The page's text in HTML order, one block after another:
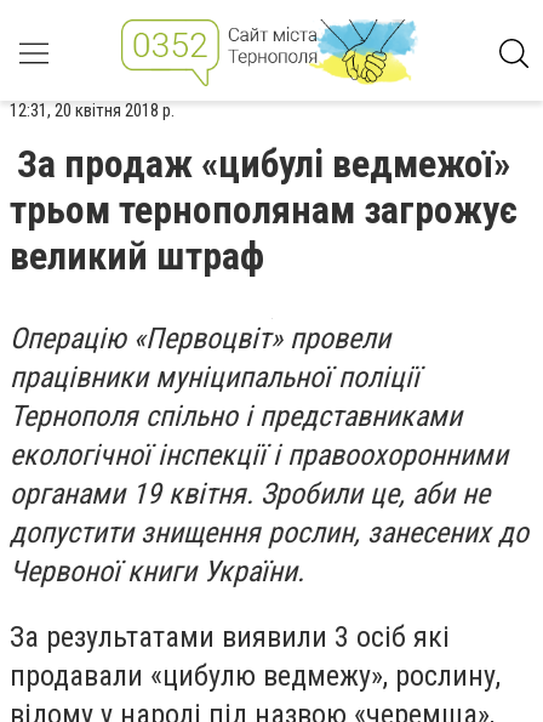
12:31, 20 квітня 2018 р.
За продаж «цибулі ведмежої»
трьом тернополянам загрожує
великий штраф
Операцію «Первоцвіт» провели
працівники муніципальної поліції
Тернополя спільно і представниками
екологічної інспекції і правоохоронними
органами 19 квітня. Зробили це, аби не
допустити знищення рослин, занесених до
Червоної книги України.
За результатами виявили 3 осіб які
продавали «цибулю ведмежу», рослину,
відому у народі під назвою «черемша»,